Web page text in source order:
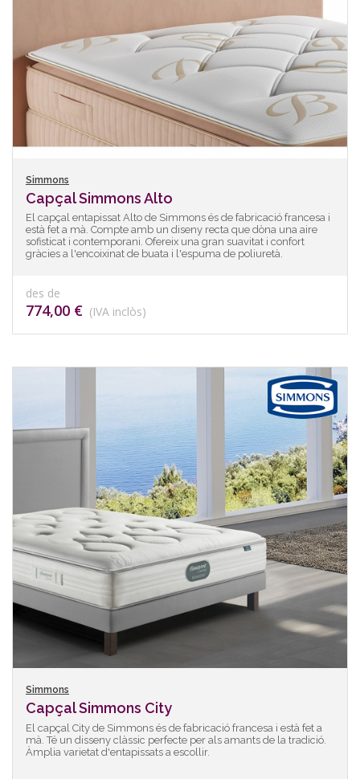
Simmons
Capçal Simmons Alto
El capçal entapissat Alto de Simmons és de fabricació francesa i
està fet a mà. Compte amb un diseny recta que dòna una aire
sofisticat i contemporani. Ofereix una gran suavitat i confort
gràcies a l'encoixinat de buata i l'espuma de poliuretà.
des de
774,00 € (IVA inclòs)
Simmons
Capçal Simmons City
El capçal City de Simmons és de fabricació francesa i està fet a
mà. Té un disseny clàssic perfecte per als amants de la tradició.
Àmplia varietat d'entapissats a escollir.